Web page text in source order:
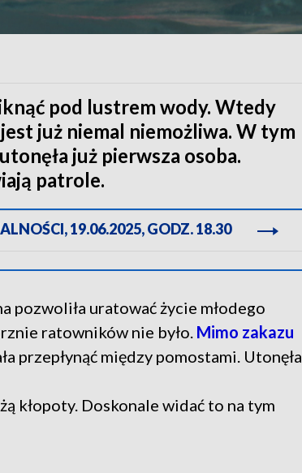
pod lustrem wody. Wtedy
już niemal niemożliwa. W tym
już pierwsza osoba.
patrole.
19.06.2025, GODZ. 18.30
pozwoliła uratować życie młodego
ratowników nie było. Mimo zakazu
przepłynąć między pomostami. Utonęła.
kłopoty. Doskonale widać to na tym